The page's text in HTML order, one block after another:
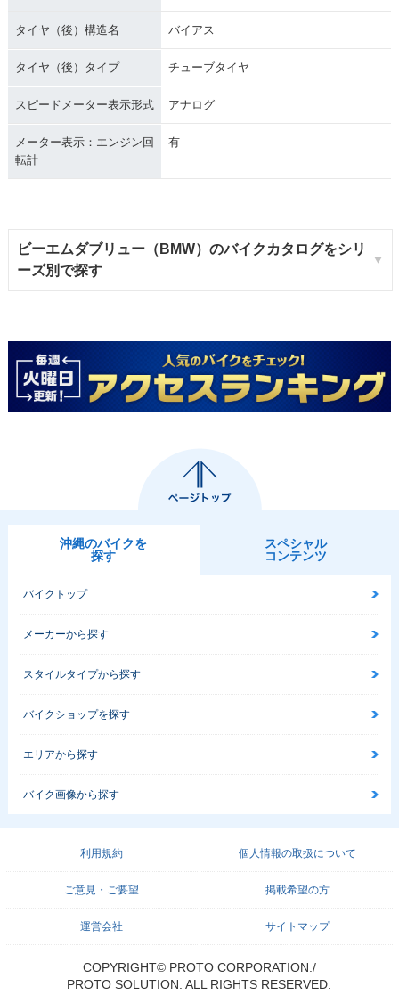
タイヤ（後）構造名 バイアス
タイヤ（後）タイプ チューブタイヤ
スピードメーター表示形式 アナログ
メーター表示：エンジン回
転計
有
ビーエムダブリュー（BMW）のバイクカタログをシリ
ーズ別で探す
沖縄のバイクを
探す
スペシャル
コンテンツ
バイクトップ
メーカーから探す
スタイルタイプから探す
バイクショップを探す
エリアから探す
バイク画像から探す
利用規約 個人情報の取扱について
ご意見・ご要望 掲載希望の方
運営会社 サイトマップ
COPYRIGHT© PROTO CORPORATION./
PROTO SOLUTION. ALL RIGHTS RESERVED.